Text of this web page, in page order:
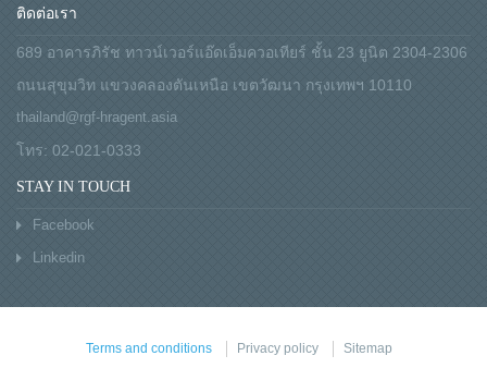
ติดต่อเรา
689 อาคารภิรัช ทาวน์เวอร์แอ๊ดเอ็มควอเทียร์ ชั้น 23 ยูนิต 2304-2306
ถนนสุขุมวิท แขวงคลองตันเหนือ เขตวัฒนา กรุงเทพฯ 10110
thailand@rgf-hragent.asia
โทร: 02-021-0333
STAY IN TOUCH
Facebook
Linkedin
Terms and conditions Privacy policy
Sitemap